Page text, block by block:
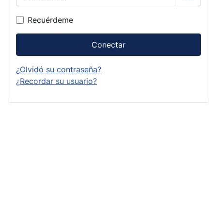
Recuérdeme
Conectar
¿Olvidó su contraseña?
¿Recordar su usuario?